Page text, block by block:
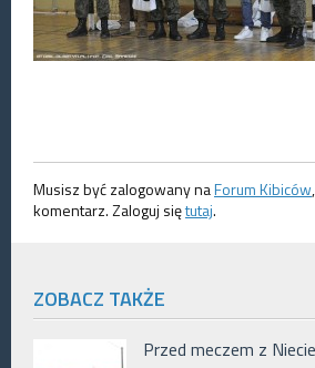
Musisz być zalogowany naForum Kibiców
komentarz. Zaloguj siętutaj.
ZOBACZ TAKŻE
Przed meczem z